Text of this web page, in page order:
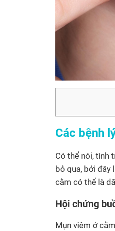
Các bệnh
Có thể nói, tình
bỏ qua, bởi đây
cằm có thể là
Hội chứng
Mụn viêm ở